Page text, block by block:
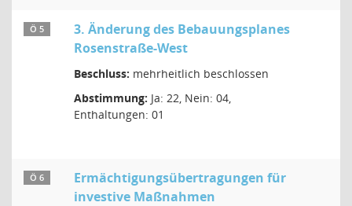
Ö 5
3. Änderung des Bebauungsplanes
Rosenstraße-West
Beschluss: mehrheitlich beschlossen
Abstimmung: Ja: 22, Nein: 04,
Enthaltungen: 01
Ö 6
Ermächtigungsübertragungen für
investive Maßnahmen